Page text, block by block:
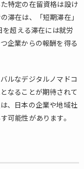
特定の在留資格は設け
滞在は、「短期滞在」
超える滞在には就労
企業からの報酬を得る
ルなデジタルノマドコ
なることが期待されて
、日本の企業や地域社
可能性があります。